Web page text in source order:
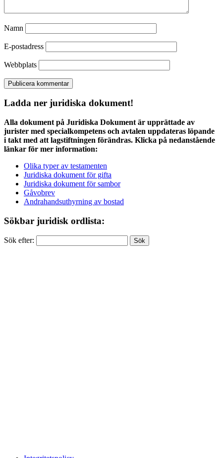
Namn
E-postadress
Webbplats
Ladda ner juridiska dokument!
Alla dokument på Juridiska Dokument är upprättade av
jurister med specialkompetens och avtalen uppdateras löpande
i takt med att lagstiftningen förändras. Klicka på nedanstående
länkar för mer information:
Olika typer av testamenten
Juridiska dokument för gifta
Juridiska dokument för sambor
Gåvobrev
Andrahandsuthyrning av bostad
Sökbar juridisk ordlista:
Sök efter: